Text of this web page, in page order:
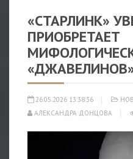
«СТАРЛИНК»
ПРИОБРЕТАЕТ
26.05.2026 13:38:36
АЛЕКСАНДРА ДОНЦОВА